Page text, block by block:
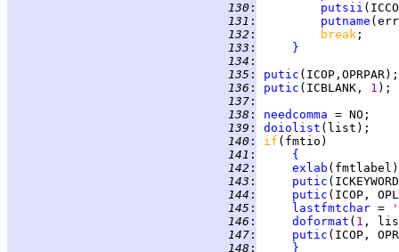
130 : putsii
131 :
putname
132 : break
133 :
}
134 :
135 :
putic
136 : putic (ICBLANK, 1
137 :
138 : needcomma
139 : doiolist
140 : if
141 :
{
142 :
exlab
143 :
putic
144 :
putic
145 : lastfmtchar =
146 : doformat ( 1
147 :
putic
148 :
}